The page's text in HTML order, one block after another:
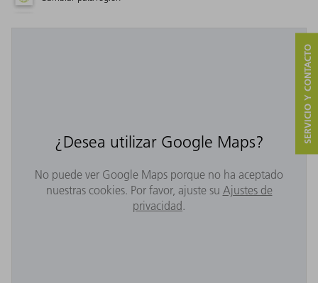
¿Desea utilizar Google Maps?
No puede ver Google Maps porque no ha aceptado
nuestras cookies. Por favor, ajuste su Ajustes de
privacidad.
SERVICIO Y CONTACTO